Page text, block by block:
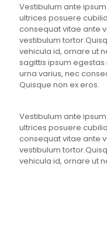
Vestibulum ante
ultrices posuere
consequat vitae ante
vestibulum
vehicula id, ornare ut
sagittis ipsum egestas
urna varius, nec
Quisque non ex eros.
Vestibulum ante
ultrices posuere
consequat vitae ante
vestibulum
vehicula id, ornare ut